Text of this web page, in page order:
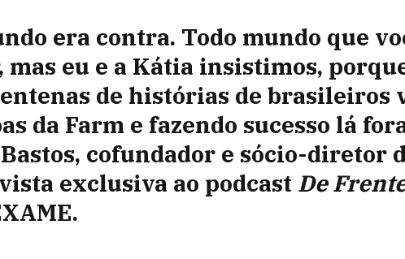
era contra. Todo mundo que
eu e a Kátia insistimos,
de histórias de brasileiros
da Farm e fazendo sucesso lá
cofundador e sócio-diretor
exclusiva ao podcast De